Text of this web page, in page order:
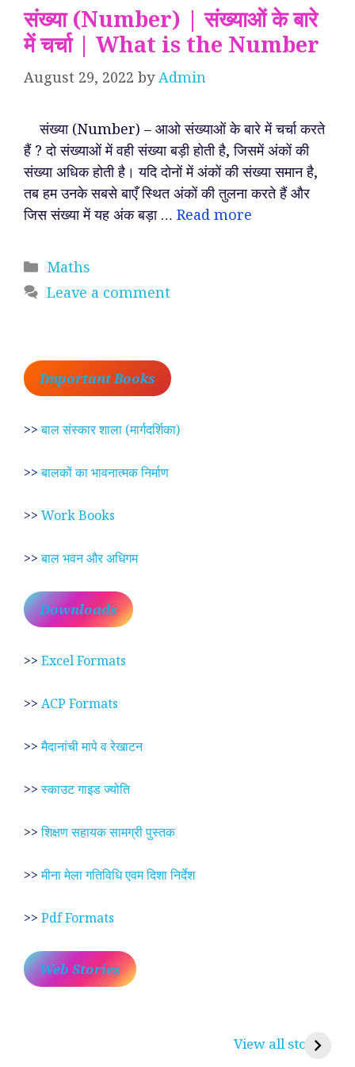
संख्या (Number) | संख्याओं के बारे
में चर्चा | What is the Number
August 29, 2022 byAdmin
संख्या (Number) – आओ संख्याओं के बारे में चर्चा करते
हैं ? दो संख्याओं में वही संख्या बड़ी होती है, जिसमें अंकों की
संख्या अधिक होती है। यदि दोनों में अंकों की संख्या समान है,
तब हम उनके सबसे बाएँ स्थित अंकों की तुलना करते हैं और
जिस संख्या में यह अंक बड़ा … Read more
Categories
Maths
Leave a comment
Important Books
>>बाल संस्कार शाला (मार्गदर्शिका)
>>बालकों का भावनात्मक निर्माण
>> Work Books
>>बाल भवन और अधिगम
Downloads
>> Excel Formats
>> ACP Formats
>>मैदानांची मापे व रेखाटन
>>स्काउट गाइड ज्योति
>>शिक्षण सहायक सामग्री पुस्तक
>>मीना मेला गतिविधि एवम दिशा निर्देश
>> Pdf Formats
Web Stories
View all stories
रामसा पीर, रुणेचा रा